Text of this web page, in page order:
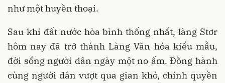
như một huyền thoại.
Sau khi đất nước hòa bình thống nhất, làng Stơr
hôm nay đã trở thành Làng Văn hóa kiểu mẫu,
đời sống người dân ngày một no ấm. Đồng hành
cùng người dân vượt qua gian khó, chính quyền